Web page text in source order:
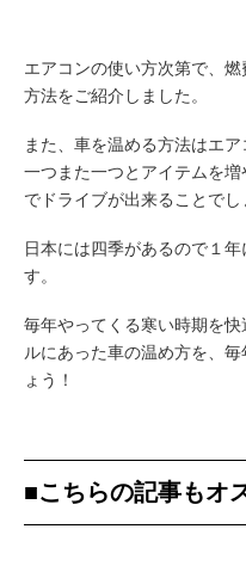
エアコンの使い方次第で、
方法をご紹介しました。
また、車を温める方法はエ
一つまた一つとアイテムを
でドライブが出来ることでし
日本には四季があるので１
す。
毎年やってくる寒い時期を
ルにあった車の温め方を、
ょう！
■こちらの記事もオ